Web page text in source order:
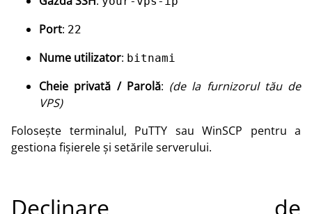
Port: 22
Nume utilizator: bitnami
Cheie privată / Parolă: (de la furnizorul tău de
VPS)
Folosește terminalul, PuTTY sau WinSCP pentru a
gestiona fișierele și setările serverului.
Declinare de